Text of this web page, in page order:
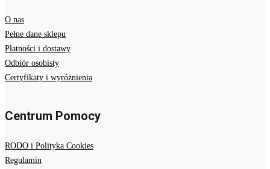
O nas
Pełne dane sklepu
Płatności i dostawy
Odbiór osobisty
Certyfikaty i wyróżnienia
Centrum Pomocy
RODO i Polityka Cookies
Regulamin